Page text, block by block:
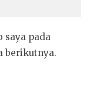
saya pada
berikutnya.